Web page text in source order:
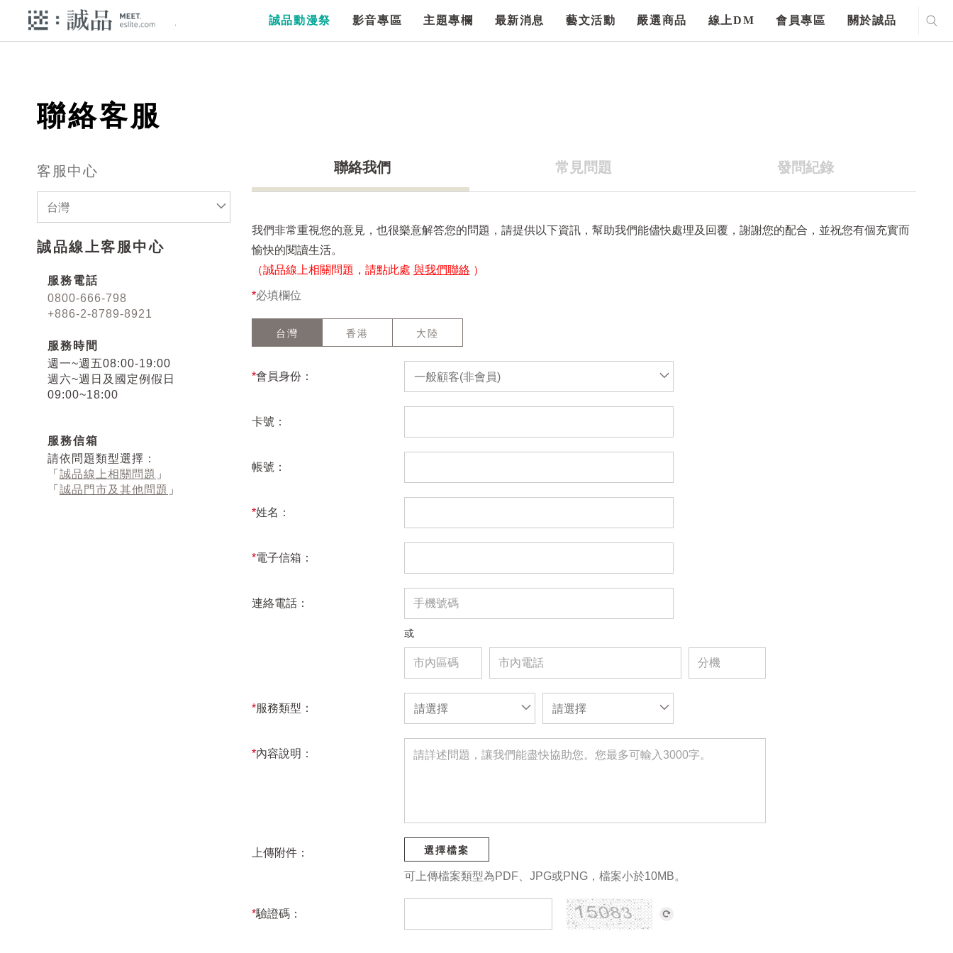
誠品動漫祭 影音專區 主題專欄 最新消息 藝文活動 嚴選商品 線上DM 會員專區 關於誠品
聯絡客服
客服中心
台灣
誠品線上客服中心
服務電話
0800-666-798
+886-2-8789-8921
服務時間
週一~週五08:00-19:00
週六~週日及國定例假日
09:00~18:00
服務信箱
請依問題類型選擇：
「 誠品線上相關問題 」
「 誠品門市及其他問題 」
聯絡我們 常見問題 發問紀錄
我們非常重視您的意見，也很樂意解答您的問題，請提供以下資訊，幫助我們能儘快處理及回覆，謝謝您的配合，並祝您有個充實而
愉快的閱讀生活。
（誠品線上相關問題，請點此處 與我們聯絡 ）
*必填欄位
台灣 香港 大陸
*會員身份： 一般顧客(非會員)
卡號：
帳號：
*姓名：
*電子信箱：
連絡電話：
或
*服務類型： 請選擇 請選擇
*內容說明：
上傳附件： 選擇檔案
可上傳檔案類型為PDF、JPG或PNG，檔案小於10MB。
*驗證碼：